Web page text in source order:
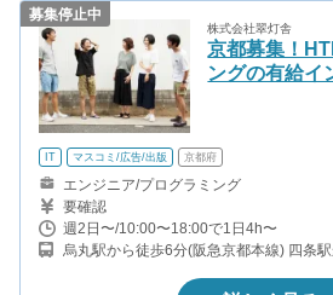
募集停止中
株式会社翠灯舎
京都募集！
ングの有給イ
IT マスコミ/広告/出版 京都府
エンジニア/プログラミング
要確認
週2日〜/10:00〜18:00で1日4h〜
烏丸駅から徒歩6分(阪急京都本線) 四条